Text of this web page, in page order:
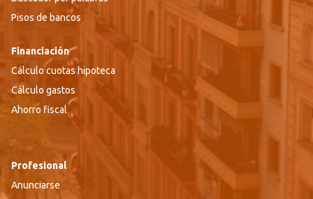
Pisos de bancos
Financiación
Cálculo cuotas hipoteca
Cálculo gastos
Ahorro fiscal
Profesional
Anunciarse